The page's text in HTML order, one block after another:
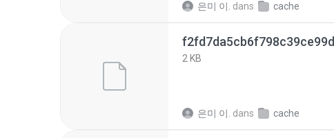
은미 이. dans cache
2 KB
은미 이. dans cache